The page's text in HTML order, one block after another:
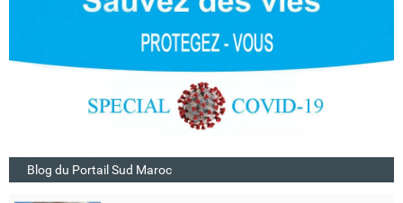
Blog du Portail Sud Maroc